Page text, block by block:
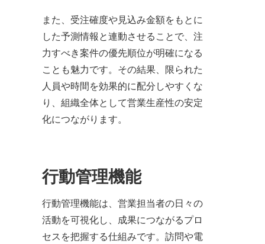
また、受注確度や見込み金額をもとに
した予測情報と連動させることで、注
力すべき案件の優先順位が明確になる
ことも魅力です。その結果、限られた
人員や時間を効果的に配分しやすくな
り、組織全体として営業生産性の安定
化につながります。
行動管理機能
行動管理機能は、営業担当者の日々の
活動を可視化し、成果につながるプロ
セスを把握する仕組みです。訪問や電